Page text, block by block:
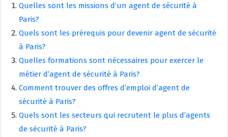
Quelles sont les missions d’un agent de sécurité à
Paris?
Quels sont les prérequis pour devenir agent de sécurité
à Paris?
Quelles formations sont nécessaires pour exercer le
métier d’agent de sécurité à Paris?
Comment trouver des offres d’emploi d’agent de
sécurité à Paris?
Quels sont les secteurs qui recrutent le plus d’agents
de sécurité à Paris?